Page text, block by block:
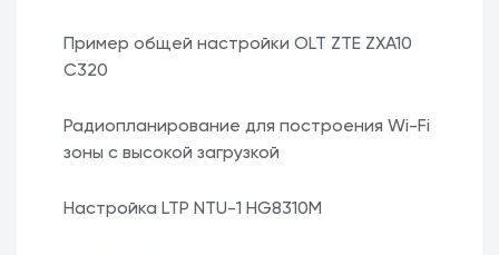
Пример общей настройки OLT ZTE ZXA10
C320
Радиопланирование для построения Wi-Fi
зоны с высокой загрузкой
Настройка LTP NTU-1 HG8310M